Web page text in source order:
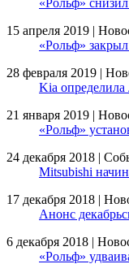
15 апреля 2019 |
«Рольф»
28 февраля 2019 |
Kia
21 января 2019 |
«Рольф»
24 декабря 2018 |
Mitsubishi
17 декабря 2018 |
Анонс
6 декабря 2018 |
«Рольф»